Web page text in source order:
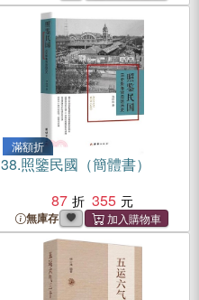
滿額折
38.照鑒民國（簡體書）
87
355
無庫存